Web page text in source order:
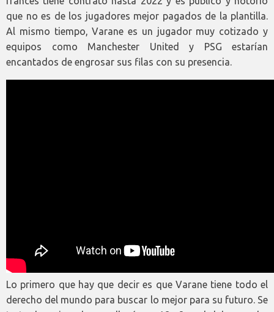
que no es de los jugadores mejor pagados de la plantilla.
Al mismo tiempo, Varane es un jugador muy cotizado y
equipos como Manchester United y PSG estarían
encantados de engrosar sus filas con su presencia.
Lo primero que hay que decir es que Varane tiene todo el
derecho del mundo para buscar lo mejor para su futuro. Se